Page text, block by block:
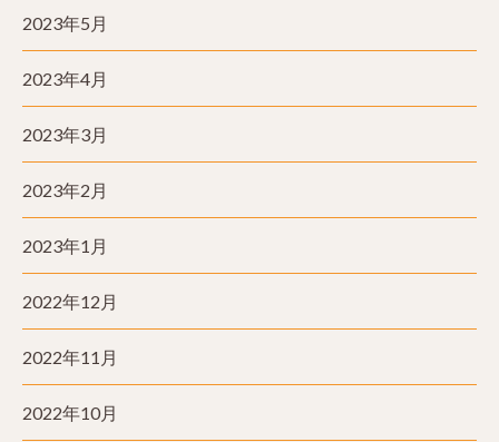
2023年5月
2023年4月
2023年3月
2023年2月
2023年1月
2022年12月
2022年11月
2022年10月